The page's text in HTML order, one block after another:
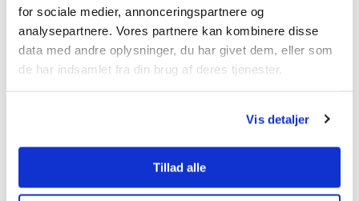
for sociale medier, annonceringspartnere og
analysepartnere. Vores partnere kan kombinere disse
data med andre oplysninger, du har givet dem, eller som
de har indsamlet fra din brug af deres tjenester.
Vis detaljer
Tillad alle
luft-varmepumper er ofte velegnede til områder med
mildere vintre, da de kan have svært ved at varme
effektivt op i meget kolde temperaturer.
Fordele ved at vælge den rigtige
varmepumpe